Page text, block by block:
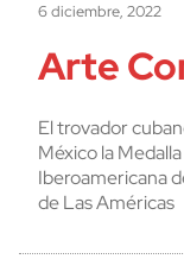
6 diciembre, 2022
Arte
El trovador
México la
Iberoamericana
de Las Américas